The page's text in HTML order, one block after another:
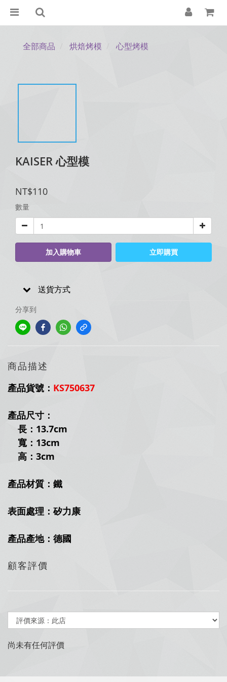
全部商品 烘焙烤模 心型烤模
KAISER 心型模
NT$110
數量
加入購物車 立即購買
送貨方式
分享到
商品描述
產品貨號： KS750637
產品尺寸：
長：13.7cm
寬：13cm
高：3cm
產品材質：鐵
表面處理：矽力康
產品產地：德國
顧客評價
尚未有任何評價